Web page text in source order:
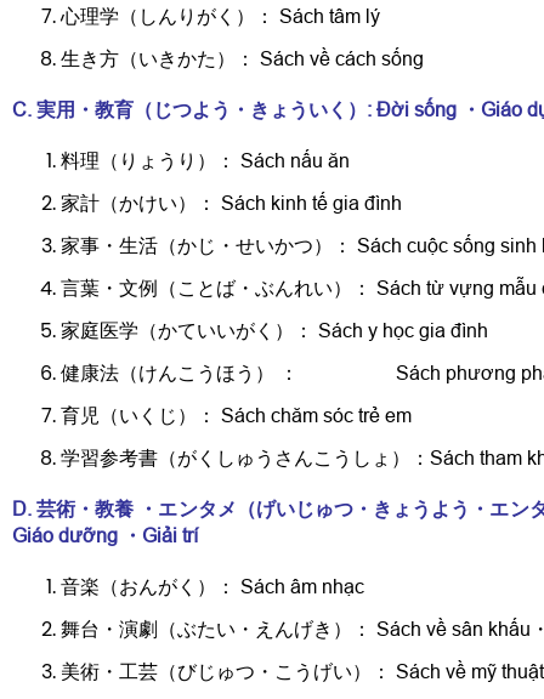
心理学（しんりがく）： Sách tâm lý
生き方（いきかた）： Sách về cách sống
C. 実用・教育（じつよう・きょういく）: Đời sống ・Giáo
料理（りょうり）： Sách nấu ăn
家計（かけい）： Sách kinh tế gia đình
家事・生活（かじ・せいかつ）： Sách cuộc sống sinh
言葉・文例（ことば・ぶんれい）： Sách từ vựng mẫu
家庭医学（かていいがく）： Sách y học gia đình
健康法（けんこうほう） ： Sách phương
育児（いくじ）： Sách chăm sóc trẻ em
学習参考書（がくしゅうさんこうしょ）：Sách tham
D. 芸術・教養 ・ エンタメ （げいじゅつ・きょうよう・エン
Giáo dưỡng
・ Giải trí
音楽（おんがく）： Sách âm nhạc
舞台・演劇（ぶたい・えんげき）： Sách về sân khấu
美術・工芸（びじゅつ・こうげい）： Sách về mỹ